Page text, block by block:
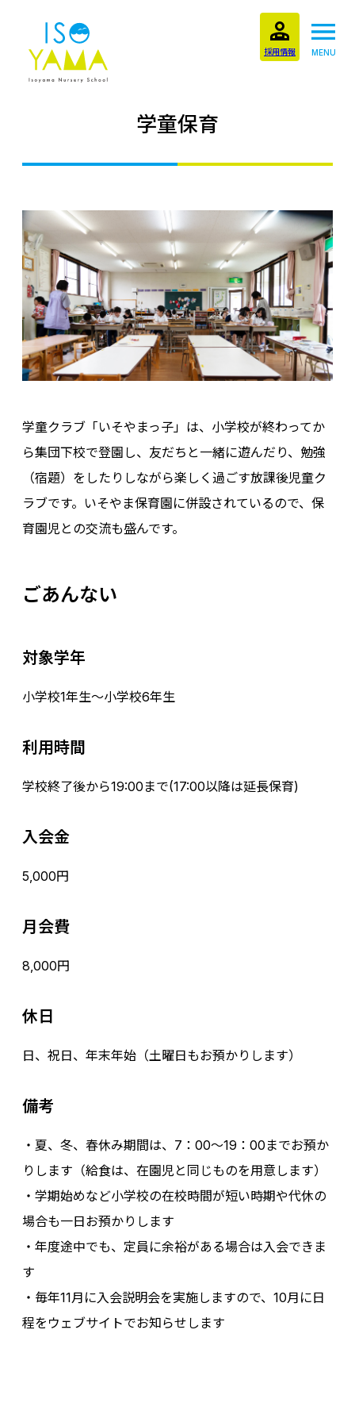
MENU
採用情報
学童保育
学童クラブ「いそやまっ子」は、小学校が終わってか
ら集団下校で登園し、友だちと一緒に遊んだり、勉強
（宿題）をしたりしながら楽しく過ごす放課後児童ク
ラブです。いそやま保育園に併設されているので、保
育園児との交流も盛んです。
ごあんない
対象学年
小学校1年生～小学校6年生
利用時間
学校終了後から19:00まで(17:00以降は延長保育)
入会金
5,000円
月会費
8,000円
休日
日、祝日、年末年始（土曜日もお預かりします）
備考
・夏、冬、春休み期間は、7：00～19：00までお預か
りします（給食は、在園児と同じものを用意します）
・学期始めなど小学校の在校時間が短い時期や代休の
場合も一日お預かりします
・年度途中でも、定員に余裕がある場合は入会できま
す
・毎年11月に入会説明会を実施しますので、10月に日
程をウェブサイトでお知らせします